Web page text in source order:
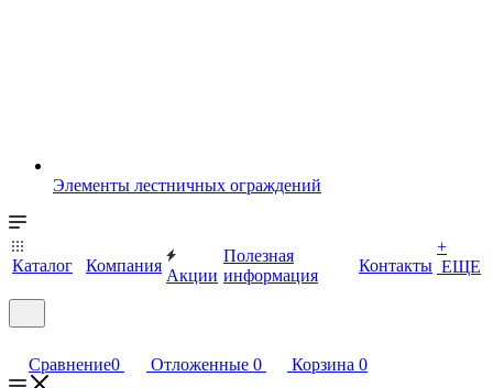
Элементы лестничных ограждений
Каталог Компания
Акции
Полезная
информация
Контакты
+
ЕЩЕ
Сравнение0 Отложенные 0 Корзина 0